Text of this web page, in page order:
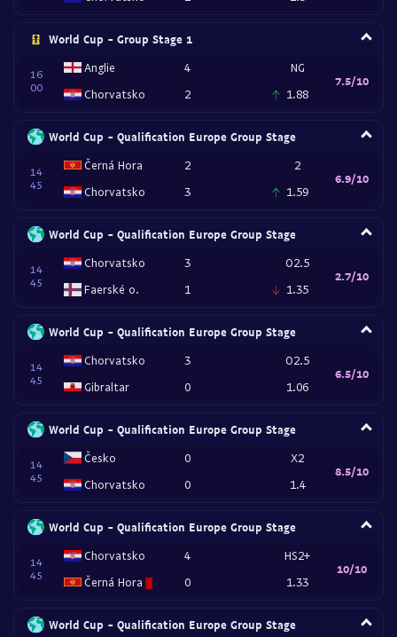
World Cup - Group Stage 1
16
00
Anglie
Chorvatsko
4
2
NG
1.88
7.5/10
World Cup - Qualification Europe Group Stage
14
45
Černá Hora
Chorvatsko
2
3
2
1.59
6.9/10
World Cup - Qualification Europe Group Stage
14
45
Chorvatsko
Faerské o.
3
1
O2.5
1.35
2.7/10
World Cup - Qualification Europe Group Stage
14
45
Chorvatsko
Gibraltar
3
0
O2.5
1.06
6.5/10
World Cup - Qualification Europe Group Stage
14
45
Česko
Chorvatsko
0
0
X2
1.4
8.5/10
World Cup - Qualification Europe Group Stage
14
45
Chorvatsko
Černá Hora
4
0
HS2+
1.33
10/10
World Cup - Qualification Europe Group Stage